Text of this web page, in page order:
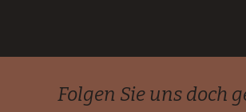
Folgen Sie uns doch